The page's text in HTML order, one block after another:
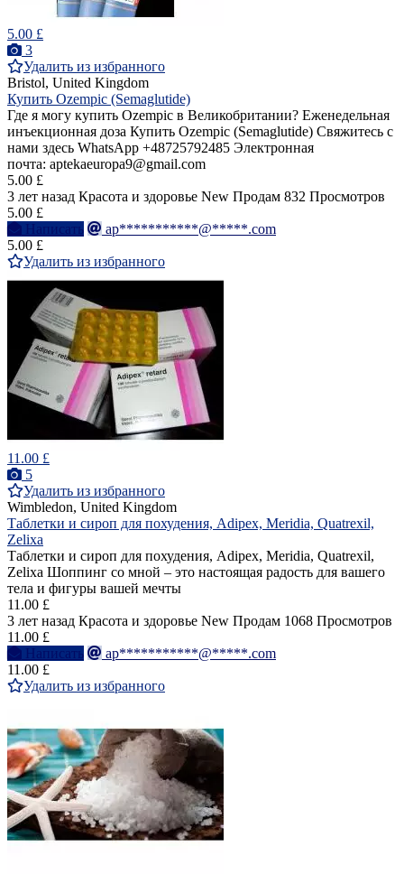
5.00 £
3
Удалить из избранного
Bristol, United Kingdom
Купить Ozempic (Semaglutide)
Где я могу купить Ozempic в Великобритании? Еженедельная
инъекционная доза Купить Ozempic (Semaglutide) Свяжитесь с
нами здесь WhatsApp +48725792485 Электронная
почта: aptekaeuropa9@gmail.com
5.00 £
3 лет назад Красота и здоровье New Продам 832 Просмотров
5.00 £
Написать
ap***********@*****.com
5.00 £
Удалить из избранного
11.00 £
5
Удалить из избранного
Wimbledon, United Kingdom
Таблетки и сироп для похудения, Adipex, Meridia, Quatrexil,
Zelixa
Таблетки и сироп для похудения, Adipex, Meridia, Quatrexil,
Zelixa Шоппинг со мной – это настоящая радость для вашего
тела и фигуры вашей мечты
11.00 £
3 лет назад Красота и здоровье New Продам 1068 Просмотров
11.00 £
Написать
ap***********@*****.com
11.00 £
Удалить из избранного